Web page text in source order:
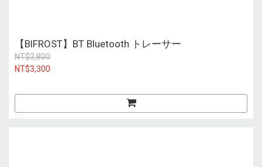
【BIFROST】BT Bluetooth トレーサー
NT$3,800
NT$3,300